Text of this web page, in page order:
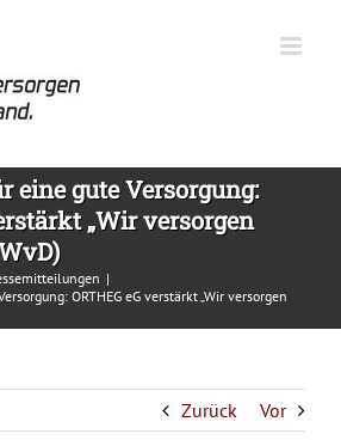
eine gute Versorgung:
„Wir versorgen
ORTHEG eG verstärkt „Wir versorgen
Zurück Vor